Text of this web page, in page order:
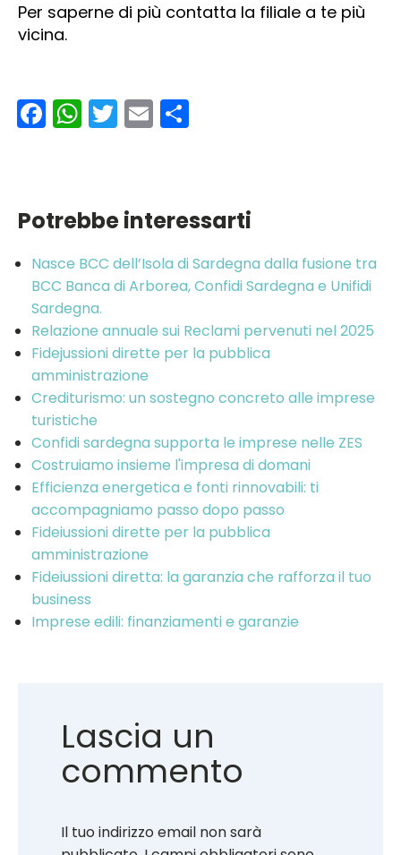
Per saperne di più contatta la filiale a te più
vicina.
Facebook
WhatsApp
Twitter
Email
Potrebbe interessarti
Nasce BCC dell’Isola di Sardegna dalla fusione tra
BCC Banca di Arborea, Confidi Sardegna e Unifidi
Sardegna.
Relazione annuale sui Reclami pervenuti nel 2025
Fidejussioni dirette per la pubblica
amministrazione
Crediturismo: un sostegno concreto alle imprese
turistiche
Confidi sardegna supporta le imprese nelle ZES
Costruiamo insieme l'impresa di domani
Efficienza energetica e fonti rinnovabili: ti
accompagniamo passo dopo passo
Fideiussioni dirette per la pubblica
amministrazione
Fideiussioni diretta: la garanzia che rafforza il tuo
business
Imprese edili: finanziamenti e garanzie
Lascia un
commento
Il tuo indirizzo email non sarà